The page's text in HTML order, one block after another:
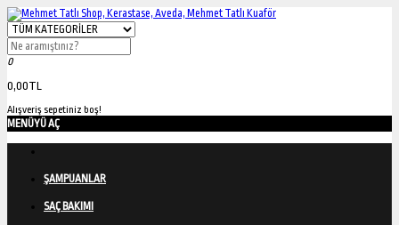
0
0,00TL
Alışveriş sepetiniz boş!
MENÜYÜ AÇ
ŞAMPUANLAR
SAÇ BAKIMI